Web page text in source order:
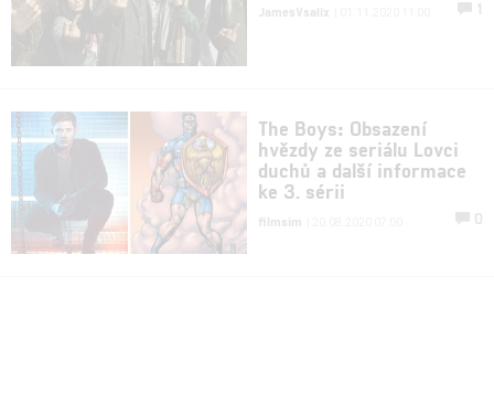
JamesVsalix 1
The Boys: Obsazení
hvězdy ze seriálu Lovci
duchů a další informace
ke 3. sérii
filmsim 0